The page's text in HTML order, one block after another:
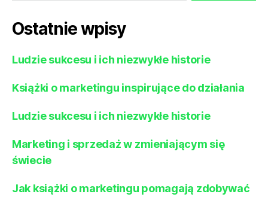
Ostatnie wpisy
Ludzie sukcesu i ich niezwykłe historie
Książki o marketingu inspirujące do działania
Ludzie sukcesu i ich niezwykłe historie
Marketing i sprzedaż w zmieniającym się
świecie
Jak książki o marketingu pomagają zdobywać